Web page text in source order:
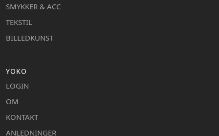
SMYKKER & ACC
TEKSTIL
BILLEDKUNST
YOKO
LOGIN
OM
KONTAKT
ANLEDNINGER